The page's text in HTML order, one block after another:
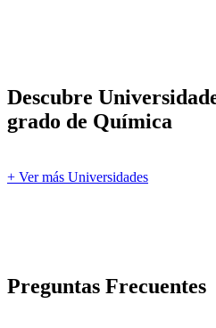
Descubre
grado de Química
+ Ver más Universidades
Preguntas Frecuentes